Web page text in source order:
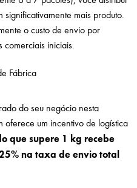
mais produto.
o custo de envio por
comerciais iniciais.
Fábrica
do seu negócio nesta
um incentivo de logística
que supere 1 kg recebe
na taxa de envio total